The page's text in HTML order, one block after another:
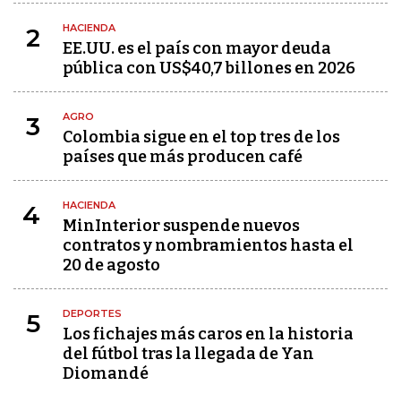
2 HACIENDA
EE.UU. es el país con mayor deuda
pública con US$40,7 billones en 2026
3 AGRO
Colombia sigue en el top tres de los
países que más producen café
4 HACIENDA
MinInterior suspende nuevos
contratos y nombramientos hasta el
20 de agosto
5 DEPORTES
Los fichajes más caros en la historia
del fútbol tras la llegada de Yan
Diomandé